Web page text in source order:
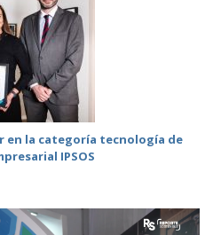
en la categoría tecnología de
IPSOS